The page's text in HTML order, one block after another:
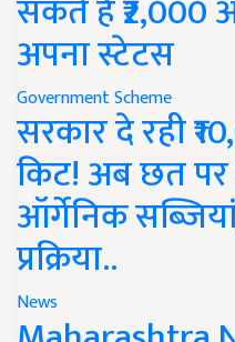
सकते हैं
अपना स्टेटस
Government Scheme
सरकार दे रही
किट! अब छत पर
ऑर्गेनिक
प्रक्रिया..
News